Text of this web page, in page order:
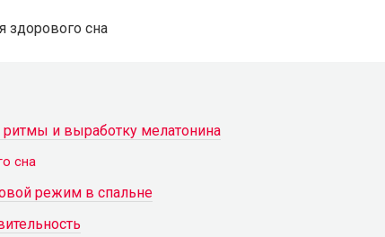
и выработку мелатонина
сна
режим в спальне